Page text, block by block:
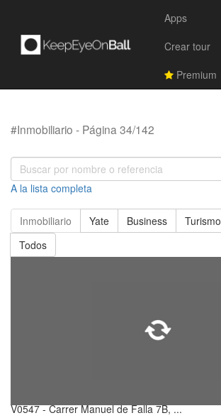
Apps
Crear tour
Premium
#Inmobiliario - Página 34/142
A la lista completa
Inmobiliario Yate Business Turismo
Todos
V0547 - Carrer Manuel de Falla 7B, ...